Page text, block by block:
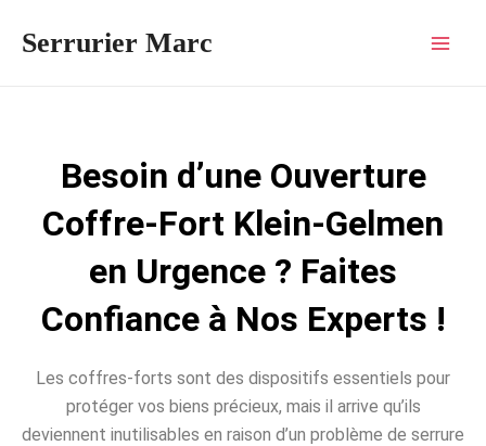
Serrurier Marc
Besoin d’une Ouverture
Coffre-Fort Klein-Gelmen
en Urgence ? Faites
Confiance à Nos Experts !
Les coffres-forts sont des dispositifs essentiels pour
protéger vos biens précieux, mais il arrive qu’ils
deviennent inutilisables en raison d’un problème de serrure